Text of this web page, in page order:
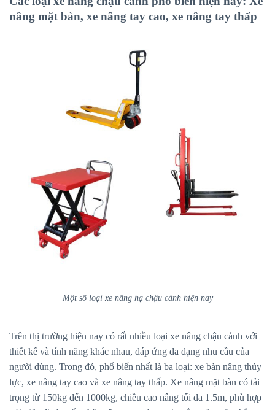
nâng mặt bàn, xe nâng tay cao, xe nâng tay thấp
Một số loại xe nâng hạ chậu cảnh hiện nay
Trên thị trường hiện nay có rất nhiều loại xe nâng chậu cảnh với
thiết kế và tính năng khác nhau, đáp ứng đa dạng nhu cầu của
người dùng. Trong đó, phổ biến nhất là ba loại: xe bàn nâng thủy
lực, xe nâng tay cao và xe nâng tay thấp. Xe nâng mặt bàn có tải
trọng từ 150kg đến 1000kg, chiều cao nâng tối đa 1.5m, phù hợp